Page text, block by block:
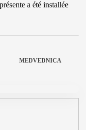
a été installée
MEDVEDNICA